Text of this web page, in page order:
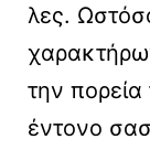
λες.
την πορεία
έντονο